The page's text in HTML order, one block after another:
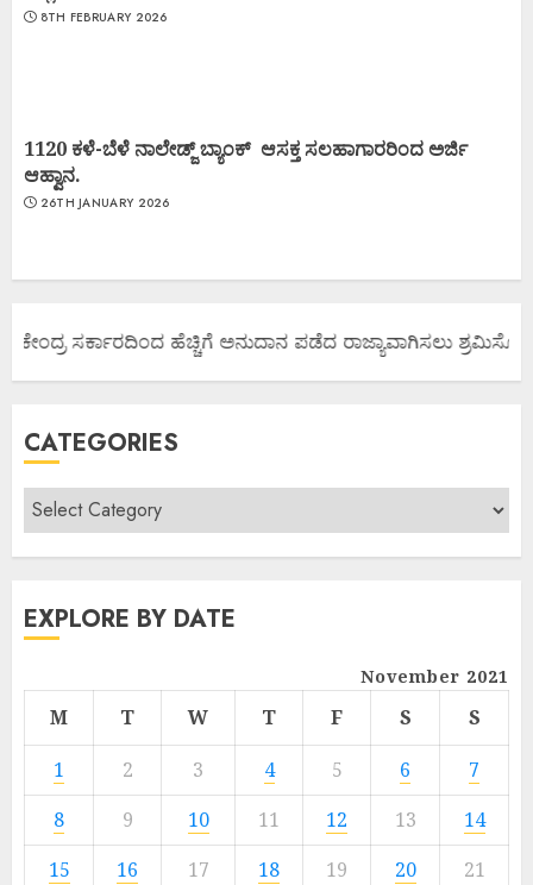
8TH FEBRUARY 2026
1120 ಕಳೆ-ಬೆಳೆ ನಾಲೇಡ್ಜ್ ಬ್ಯಾಂಕ್ ಆಸಕ್ತ ಸಲಹಾಗಾರರಿಂದ ಅರ್ಜಿ
ಆಹ್ವಾನ.
26TH JANUARY 2026
ಕೇಂದ್ರ ಸರ್ಕಾರದಿಂದ ಹೆಚ್ಚಿಗೆ ಅನುದಾನ ಪಡೆದ ರಾಜ್ಯಾವಾಗಿಸಲು ಶ್ರಮಿಸೋಣ
CATEGORIES
EXPLORE BY DATE
November 2021
M T W T F S
S
1
2 3 4 5 6
7
8
9 10 11 12 13
14
15
16 17 18 19 20
21